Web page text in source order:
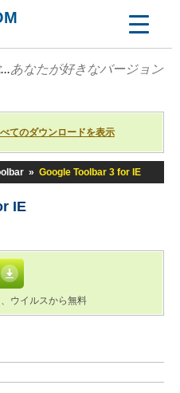
あなたが好きなバージョン
てのダウンロードを表示
» Google Toolbar 3 for IE
IE
ウイルスから無料